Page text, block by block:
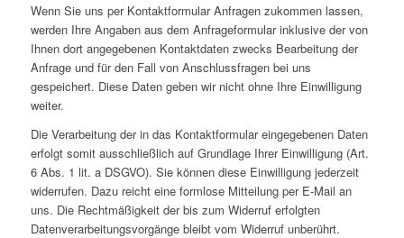
Wenn Sie uns per Kontaktformular Anfragen zukommen lassen,
werden Ihre Angaben aus dem Anfrageformular inklusive der von
Ihnen dort angegebenen Kontaktdaten zwecks Bearbeitung der
Anfrage und für den Fall von Anschlussfragen bei uns
gespeichert. Diese Daten geben wir nicht ohne Ihre Einwilligung
weiter.
Die Verarbeitung der in das Kontaktformular eingegebenen Daten
erfolgt somit ausschließlich auf Grundlage Ihrer Einwilligung (Art.
6 Abs. 1 lit. a DSGVO). Sie können diese Einwilligung jederzeit
widerrufen. Dazu reicht eine formlose Mitteilung per E-Mail an
uns. Die Rechtmäßigkeit der bis zum Widerruf erfolgten
Datenverarbeitungsvorgänge bleibt vom Widerruf unberührt.